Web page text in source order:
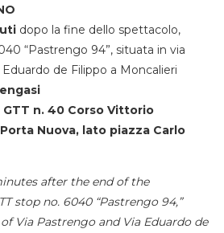
dopo la fine dello spettacolo,
“Pastrengo 94”, situata in via
de Filippo a Moncalieri
n. 40 Corso Vittorio
Nuova, lato piazza Carlo
after the end of the
stop no. 6040 “Pastrengo 94,”
Via Pastrengo and Via Eduardo de